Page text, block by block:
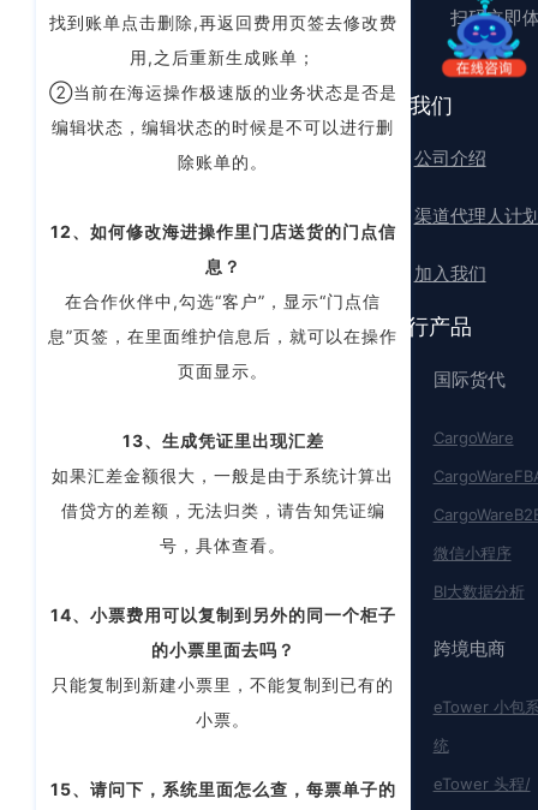
找到账单点击删除,再返回费用页签去修改费
用,之后重新生成账单；
②当前在海运操作极速版的业务状态是否是
编辑状态，编辑状态的时候是不可以进行删
除账单的。
12、如何修改海进操作里门店送货的门点信
息？
在合作伙伴中,勾选“客户”，显示“门点信
息”页签，在里面维护信息后，就可以在操作
页面显示。
13、生成凭证里出现汇差
如果汇差金额很大，一般是由于系统计算出
借贷方的差额，无法归类，请告知凭证编
号，具体查看。
14、小票费用可以复制到另外的同一个柜子
的小票里面去吗？
只能复制到新建小票里，不能复制到已有的
小票。
15、请问下，系统里面怎么查，每票单子的
扫码立即
关于我们
公司介绍
渠道代理人计
加入我们
沃行产品
国际货代
CargoWare
微信小程序
BI大数据分析
跨境电商
eTower 小包
统
eTower 头程/